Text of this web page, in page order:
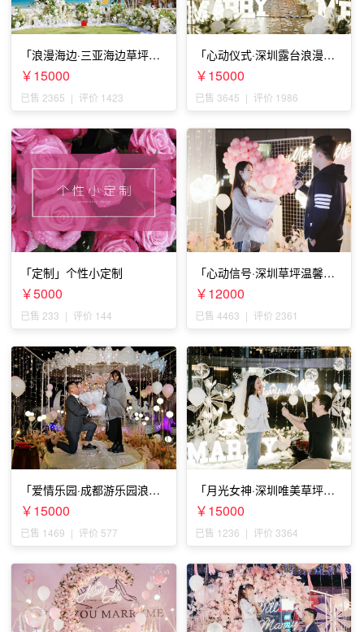
「浪漫海边·三亚海边草坪浪
漫求婚」
￥15000
已售 2365 | 评价 1423
「心动仪式·深圳露台浪漫求
婚」
￥15000
已售 3645 | 评价 1986
「定制」个性小定制
￥5000
已售 233 | 评价 144
「心动信号·深圳草坪温馨求
婚」
￥12000
已售 4463 | 评价 2361
「爱情乐园·成都游乐园浪漫
求婚」
￥15000
已售 1469 | 评价 577
「月光女神·深圳唯美草坪浪
漫求婚」
￥15000
已售 1236 | 评价 3364